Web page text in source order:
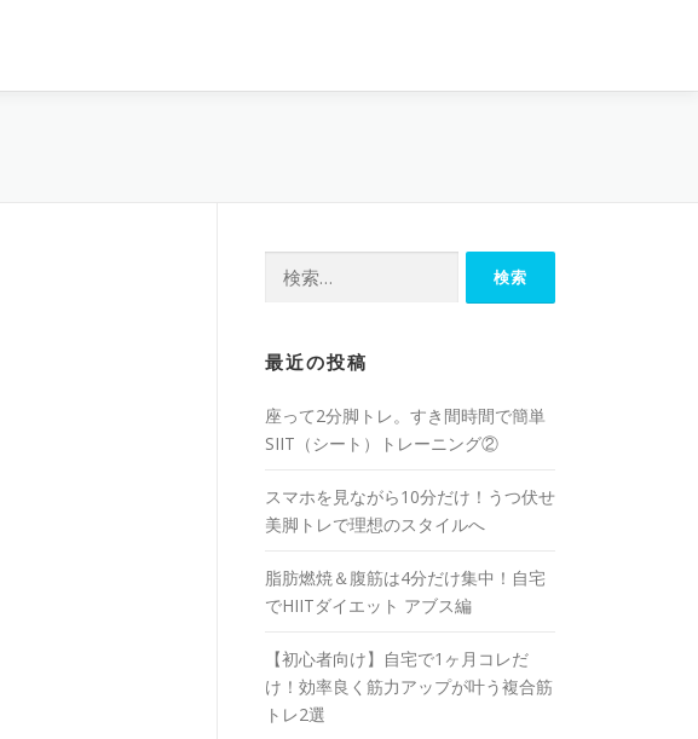
最近の投稿
座って2分脚トレ。すき間時間で簡単
SIIT（シート）トレーニング②
スマホを見ながら10分だけ！うつ伏せ
美脚トレで理想のスタイルへ
脂肪燃焼＆腹筋は4分だけ集中！自宅
でHIITダイエット アブス編
【初心者向け】自宅で1ヶ月コレだ
け！効率良く筋力アップが叶う複合筋
トレ2選